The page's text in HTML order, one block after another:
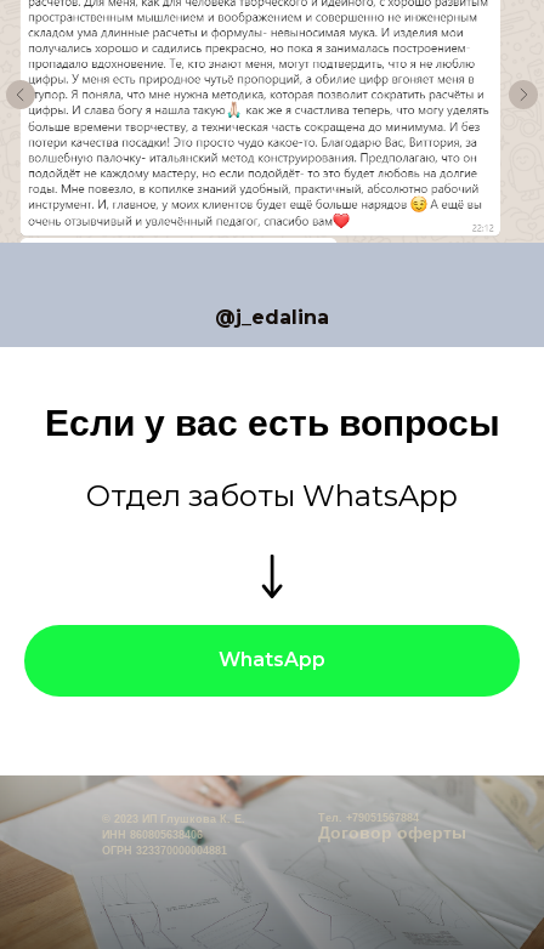
@j_edalina
Если у вас есть вопросы
Отдел заботы WhatsApp
WhatsApp
© 2023 ИП Глушкова К. Е.
ИНН 860805638406
ОГРН 323370000004881
Договор оферты
Тел. +79051567884